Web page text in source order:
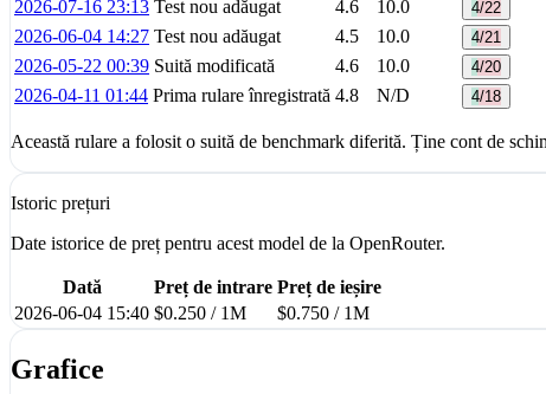
2026-07-16 23:13 Test nou adăugat 4.6 10.0 4/22
2026-06-04 14:27 Test nou adăugat 4.5 10.0 4/21
2026-05-22 00:39 Suită modificată 4.6 10.0 4/20
2026-04-11 01:44 Prima rulare înregistrată 4.8 N/D 4/18
Această rulare a folosit o suită de benchmark diferită. Ține cont de
Istoric prețuri
Date istorice de preț pentru acest model de la OpenRouter.
Dată Preț de intrare Preț de ieșire
2026-06-04 15:40 $0.250 / 1M $0.750 / 1M
Grafice